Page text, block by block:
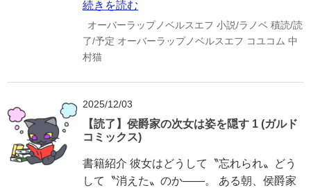
続きを読む
オーバーラップノベルスエフ 小説/ラノベ 積読/読
了/予定 オーバーラップノベルスエフ コユコム 中
村猫
2025/12/03
【読了】侯爵家の次女は姿を隠す 1 (ガルド
コミックス)
書籍紹介 彼女はどうして〝忘れられ〟どう
して〝消えた〟のか――。 ある朝、侯爵家